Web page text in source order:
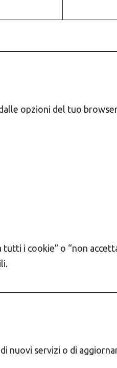
opzioni del tuo
i cookie” o “non
nuovi servizi o di